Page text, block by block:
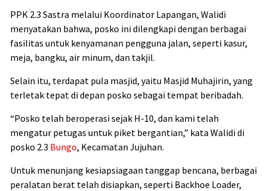
PPK 2.3 Sastra melalui Koordinator Lapangan, Walidi
menyatakan bahwa, posko ini dilengkapi dengan berbagai
fasilitas untuk kenyamanan pengguna jalan, seperti kasur,
meja, bangku, air minum, dan takjil.
Selain itu, terdapat pula masjid, yaitu Masjid Muhajirin, yang
terletak tepat di depan posko sebagai tempat beribadah.
“Posko telah beroperasi sejak H-10, dan kami telah
mengatur petugas untuk piket bergantian,” kata Walidi di
posko 2.3 Bungo, Kecamatan Jujuhan.
Untuk menunjang kesiapsiagaan tanggap bencana, berbagai
peralatan berat telah disiapkan, seperti Backhoe Loader,